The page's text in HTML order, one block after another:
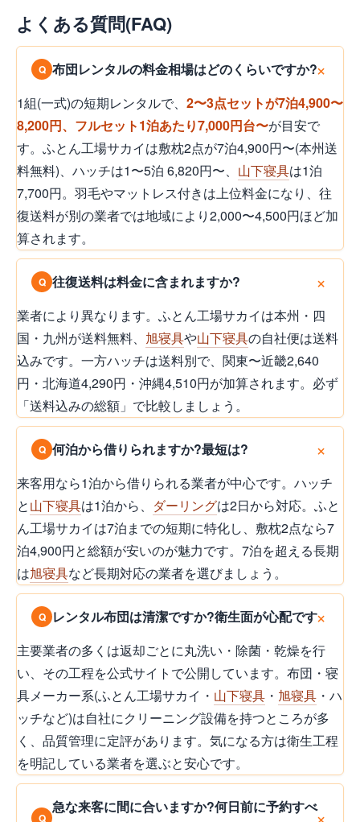
よくある質問(FAQ)
布団レンタルの料金相場はどのくらいですか?
1組(一式)の短期レンタルで、 2〜3点セットが7泊4,900〜
8,200円、フルセット1泊あたり7,000円台〜が目安で
す。ふとん工場サカイは敷枕2点が7泊4,900円〜(本州送
料無料)、ハッチは1〜5泊 6,820円〜、 山下寝具は1泊
7,700円。羽毛やマットレス付きは上位料金になり、往
復送料が別の業者では地域により2,000〜4,500円ほど加
算されます。
往復送料は料金に含まれますか?
業者により異なります。ふとん工場サカイは本州・四
国・九州が送料無料、 旭寝具や山下寝具の自社便は送料
込みです。一方ハッチは送料別で、関東〜近畿2,640
円・北海道4,290円・沖縄4,510円が加算されます。必ず
「送料込みの総額」で比較しましょう。
何泊から借りられますか?最短は?
来客用なら1泊から借りられる業者が中心です。ハッチ
と山下寝具は1泊から、 ダーリングは2日から対応。ふと
ん工場サカイは7泊までの短期に特化し、敷枕2点なら7
泊4,900円と総額が安いのが魅力です。7泊を超える長期
は旭寝具など長期対応の業者を選びましょう。
レンタル布団は清潔ですか?衛生面が心配です
主要業者の多くは返却ごとに丸洗い・除菌・乾燥を行
い、その工程を公式サイトで公開しています。布団・寝
具メーカー系(ふとん工場サカイ・ 山下寝具 ・ 旭寝具 ・ハ
ッチなど)は自社にクリーニング設備を持つところが多
く、品質管理に定評があります。気になる方は衛生工程
を明記している業者を選ぶと安心です。
急な来客に間に合いますか?何日前に予約すべ